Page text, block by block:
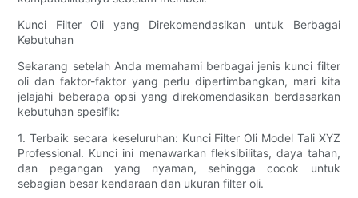
Kunci Filter Oli yang Direkomendasikan untuk Berbagai
Kebutuhan
Sekarang setelah Anda memahami berbagai jenis kunci filter
oli dan faktor-faktor yang perlu dipertimbangkan, mari kita
jelajahi beberapa opsi yang direkomendasikan berdasarkan
kebutuhan spesifik:
1. Terbaik secara keseluruhan: Kunci Filter Oli Model Tali XYZ
Professional. Kunci ini menawarkan fleksibilitas, daya tahan,
dan pegangan yang nyaman, sehingga cocok untuk
sebagian besar kendaraan dan ukuran filter oli.